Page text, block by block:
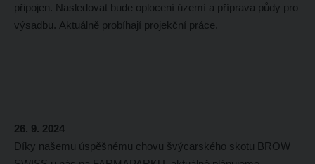
připojen. Nasledovat bude oplocení území a příprava půdy pro
výsadbu. Aktuálně probíhají projekční práce.
26. 9. 2024
Díky našemu úspěšnému chovu švýcarského skotu BROW